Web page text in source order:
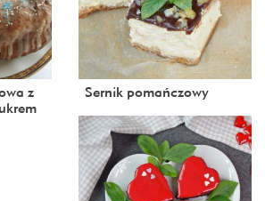
z
Sernik pomańczowy